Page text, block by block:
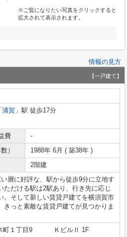
※ご覧になりたい写真をクリックすると
拡大されて表示されます。
情報の見方
【一戸建て】
浦賀 」駅 徒歩17分
費
-
）
1988年 6月 ( 築38年 )
2階建
層に好評な、駅から徒歩9分に立地す
だける駅は2駅あり、行き先に応じ
。そして新しい賃貸戸建てを横須賀市
っと素敵な賃貸戸建てが見つかりま
本町１丁目9 ＫビルⅡ 1F